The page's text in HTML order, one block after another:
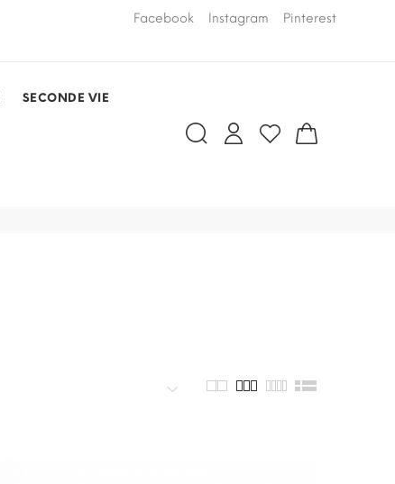
LIVRAISON PAR COURSIER OFFERTEdans un
Facebook Instagram Pinterest
SECONDE VIE